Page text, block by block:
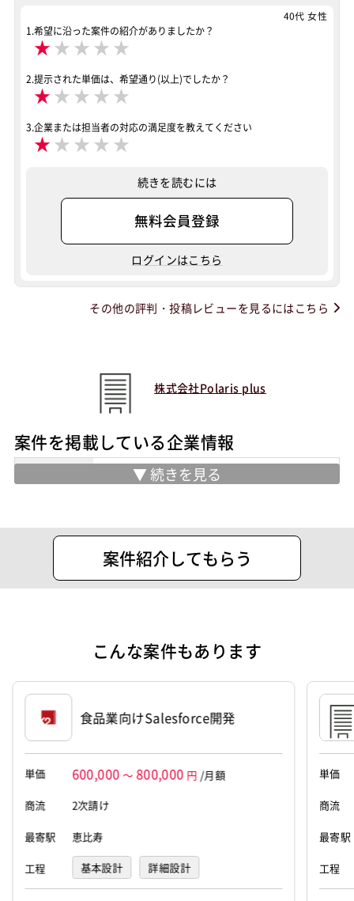
40代 女性
1.希望に沿った案件の紹介がありましたか？
★ ★ ★ ★ ★
2.提示された単価は、希望通り(以上)でしたか？
★ ★ ★ ★ ★
3.企業または担当者の対応の満足度を教えてください
★ ★ ★ ★ ★
続きを読むには
無料会員登録
ログインはこちら
その他の評判・投稿レビューを見るにはこちら
株式会社Polaris plus
案件を掲載している企業情報
東京都千代田区外神田5丁目1-10 千住ビ
設立 2021年3月22日
福田 健斗
案件紹介してもらう
こんな案件もあります
食品業向けSalesforce開発
単価 600,000 ～ 800,000 円 /月額
商流
2次請け
最寄駅 恵比寿
工程 基本設計 詳細設計
単価
商流
最寄駅
工程